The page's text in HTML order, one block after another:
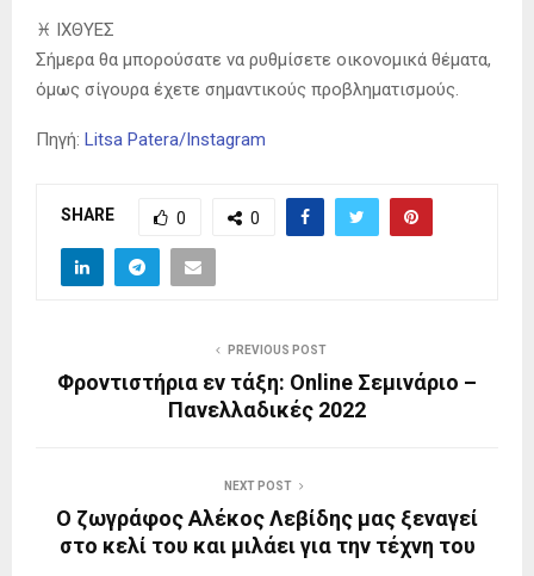
♓️ ΙΧΘΥΕΣ
Σήμερα θα μπορούσατε να ρυθμίσετε οικονομικά θέματα,
όμως σίγουρα έχετε σημαντικούς προβληματισμούς.
Πηγή: Litsa Patera/Instagram
SHARE 0 0
PREVIOUS POST
Φροντιστήρια εν τάξη: Online Σεμινάριο –
Πανελλαδικές 2022
NEXT POST
Ο ζωγράφος Αλέκος Λεβίδης μας ξεναγεί
στο κελί του και μιλάει για την τέχνη του